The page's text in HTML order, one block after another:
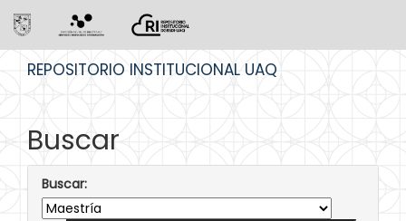
REPOSITORIO INSTITUCIONAL UAQ
Buscar
Buscar: